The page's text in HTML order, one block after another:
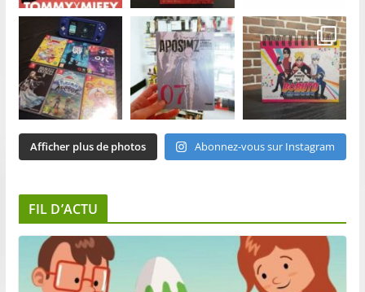
Afficher plus de photos Abonnez-vous sur Instagram
FIL D’ACTU